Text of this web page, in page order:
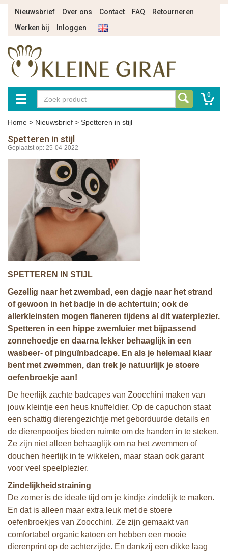
Nieuwsbrief Over ons Contact FAQ
Retourneren
Werken bij
Inloggen
0
Home > Nieuwsbrief > Spetteren in stijl
Spetteren in stijl
Geplaatst op: 25-04-2022
SPETTEREN IN STIJL
Gezellig naar het zwembad, een dagje naar het strand
of gewoon in het badje in de achtertuin; ook de
allerkleinsten mogen flaneren tijdens al dit waterplezier.
Spetteren in een hippe zwemluier met bijpassend
zonnehoedje en daarna lekker behaaglijk in een
wasbeer- of pinguïnbadcape. En als je helemaal klaar
bent met zwemmen, dan trek je natuurlijk je stoere
oefenbroekje aan!
De heerlijk zachte badcapes van Zoocchini maken van
jouw kleintje een heus knuffeldier. Op de capuchon staat
een schattig dierengezichtje met geborduurde details en
de dierenpootjes bieden ruimte om de handen in te steken.
Ze zijn niet alleen behaaglijk om na het zwemmen of
douchen heerlijk in te wikkelen, maar staan ook garant
voor veel speelplezier.
Zindelijkheidstraining
De zomer is de ideale tijd om je kindje zindelijk te maken.
En dat is alleen maar extra leuk met de stoere
oefenbroekjes van Zoocchini. Ze zijn gemaakt van
comfortabel organic katoen en hebben een mooie
dierenprint op de achterzijde. En dankzij een dikke laag